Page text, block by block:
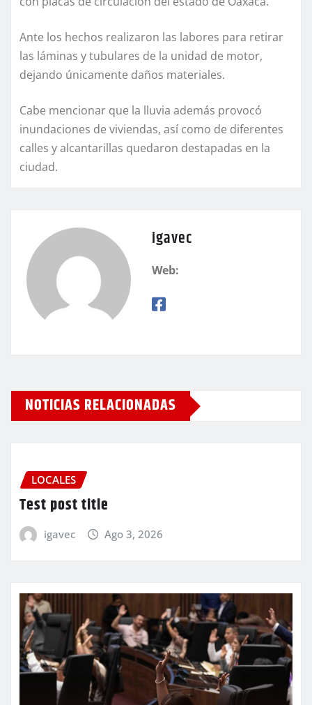
Ante los hechos realizaron las labores para retirar
las láminas y tubulares de la unidad de motor,
dejando únicamente daños materiales.
Cabe mencionar que la lluvia además provocó
inundaciones de viviendas, así como de diferentes
calles y alcantarillas quedaron destapadas en la
ciudad.
igavec
Web:
NOTICIAS RELACIONADAS
LOCALES
Test post title
igavec Ago 3, 2026